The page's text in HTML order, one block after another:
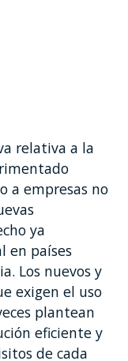
relativa a la
a empresas no
ya
en países
Los nuevos y
exigen el uso
plantean
eficiente y
de cada